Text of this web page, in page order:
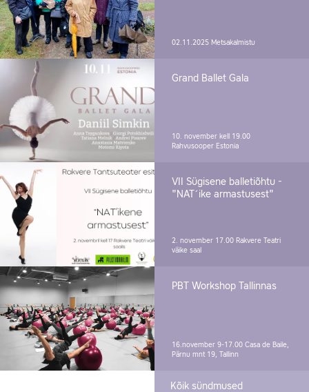
02.11.2025 Metsakalmistu
Grand Ballet Gala
10. november kell 19.00
Rahvusooper Estonia
VII Sügisene balletiõhtu -
"NAT´ike armastusest"
2. november 17.00 Rakvere Teatri
väike saal
PBT Workshop Tallinnas
16.november 9-17.00 Casa de Baile,
Pärnu mnt 19, Tallinn
Kõik sündmused